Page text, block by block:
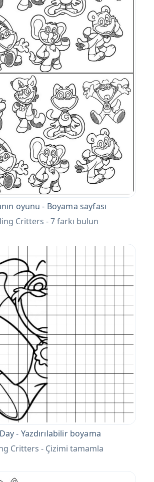
oyunu - Boyama sayfası
Critters - 7 farkı bulun
- Yazdırılabilir boyama
Critters - Çizimi tamamla